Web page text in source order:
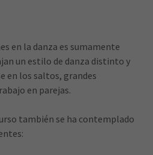
en la danza es sumamente
un estilo de danza distinto y
en los saltos, grandes
en parejas.
también se ha contemplado